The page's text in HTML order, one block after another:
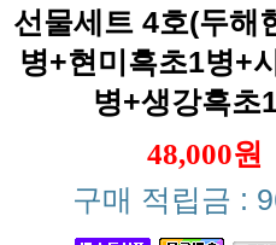
병+생강흑초
48,000원
구매 적립금 :